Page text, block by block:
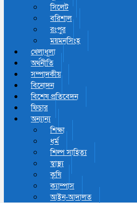
সিলেট
বরিশাল
রংপুর
ময়মনসিংহ
খেলাধূলা
অর্থনীতি
সম্পাদকীয়
বিনোদন
বিশেষ প্রতিবেদন
ফিচার
অন্যান্য
শিক্ষা
ধর্ম
শিল্প সাহিত্য
স্বাস্থ্য
কৃষি
ক্যাম্পাস
আইন-আদালত